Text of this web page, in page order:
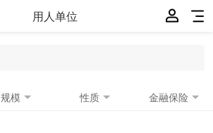
用人单位
规模 性质 金融保险